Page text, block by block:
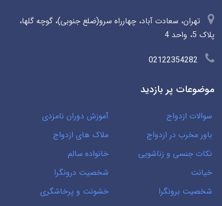
تهران، سعادت آباد، چهارراه سرو(ضلع جنوبی)، گوچه گلها،
پلاک 5، واحد 4
02122354282
موضوعات پر بازدید
سوالات ازدواج
آموزش دوران نامزدی
باور مخرب در ازدواج
ملاک های ازدواج
نکات جنسی و زناشویی
خانواده سالم
خیانت
شخصیت درونگرا
شخصیت برونگرا
خشونت و پرخاشگری